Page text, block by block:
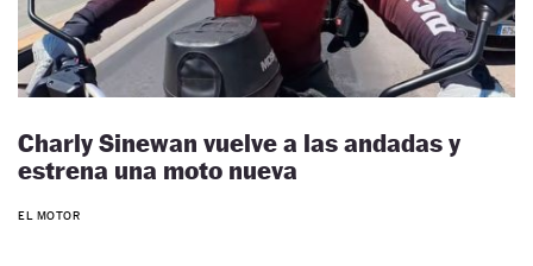
Charly Sinewan vuelve a las andadas y
estrena una moto nueva
EL MOTOR